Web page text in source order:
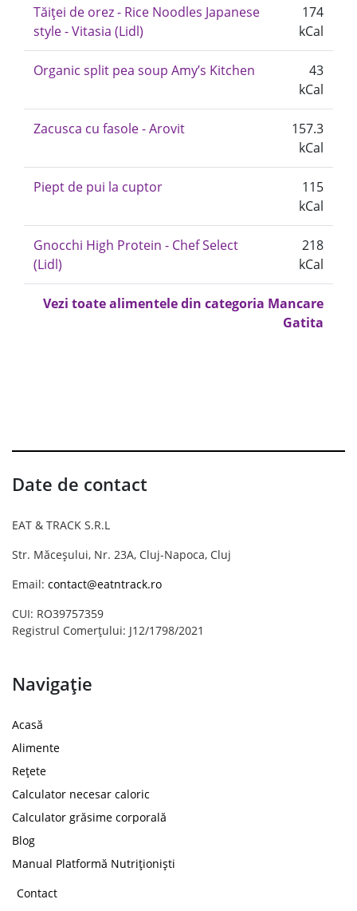
Tăiței de orez - Rice Noodles Japanese
style - Vitasia (Lidl)
174
kCal
Organic split pea soup Amy’s Kitchen
43
kCal
Zacusca cu fasole - Arovit
157.3
kCal
Piept de pui la cuptor
115
kCal
Gnocchi High Protein - Chef Select
(Lidl)
218
kCal
Vezi toate alimentele din categoria Mancare
Gatita
Date de contact
EAT & TRACK S.R.L
Str. Măceșului, Nr. 23A, Cluj-Napoca, Cluj
Email: contact@eatntrack.ro
CUI: RO39757359
Registrul Comerțului: J12/1798/2021
Navigație
Acasă
Alimente
Rețete
Calculator necesar caloric
Calculator grăsime corporală
Blog
Manual Platformă Nutriționiști
Contact